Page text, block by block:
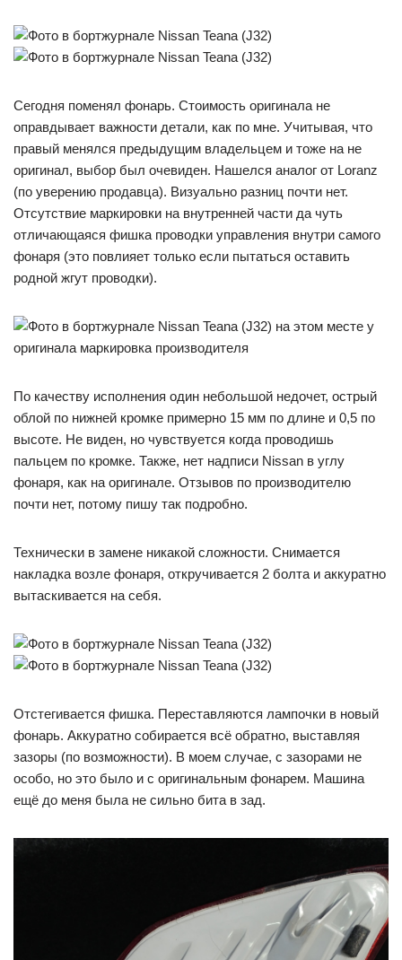
Сегодня поменял фонарь. Стоимость оригинала не
оправдывает важности детали, как по мне. Учитывая, что
правый менялся предыдущим владельцем и тоже на не
оригинал, выбор был очевиден. Нашелся аналог от Loranz
(по уверению продавца). Визуально разниц почти нет.
Отсутствие маркировки на внутренней части да чуть
отличающаяся фишка проводки управления внутри самого
фонаря (это повлияет только если пытаться оставить
родной жгут проводки).
на этом месте у
оригинала маркировка производителя
По качеству исполнения один небольшой недочет, острый
облой по нижней кромке примерно 15 мм по длине и 0,5 по
высоте. Не виден, но чувствуется когда проводишь
пальцем по кромке. Также, нет надписи Nissan в углу
фонаря, как на оригинале. Отзывов по производителю
почти нет, потому пишу так подробно.
Технически в замене никакой сложности. Снимается
накладка возле фонаря, откручивается 2 болта и аккуратно
вытаскивается на себя.
Отстегивается фишка. Переставляются лампочки в новый
фонарь. Аккуратно собирается всё обратно, выставляя
зазоры (по возможности). В моем случае, с зазорами не
особо, но это было и с оригинальным фонарем. Машина
ещё до меня была не сильно бита в зад.